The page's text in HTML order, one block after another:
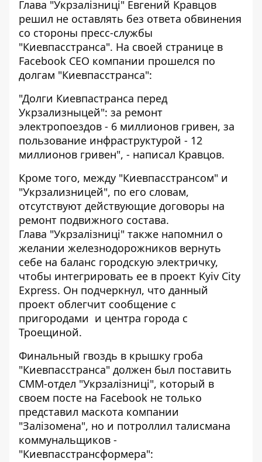
Глава "Укрзалізниці" Евгений Кравцов
решил не оставлять без ответа обвинения
со стороны пресс-службы
"Киевпасстранса". На своей странице в
Facebook CEO компании прошелся по
долгам "Киевпасстранса":
"Долги Киевпастранса перед
Укрзализныцей": за ремонт
электропоездов - 6 миллионов гривен, за
пользование инфраструктурой - 12
миллионов гривен", - написал Кравцов.
Кроме того, между "Киевпасстрансом" и
"Укрзализницей", по его словам,
отсутствуют действующие договоры на
ремонт подвижного состава.
Глава "Укрзалізниці" также напомнил о
желании железнодорожников вернуть
себе на баланс городскую электричку,
чтобы интегрировать ее в проект Kyiv City
Express. Он подчеркнул, что данный
проект облегчит сообщение с
пригородами и центра города с
Троещиной.
Финальный гвоздь в крышку гроба
"Киевпасстранса" должен был поставить
СММ-отдел "Укрзалізниці", который в
своем посте на Facebook не только
представил маскота компании
"Залізомена", но и потроллил талисмана
коммунальщиков -
"Киевпасстрансформера":